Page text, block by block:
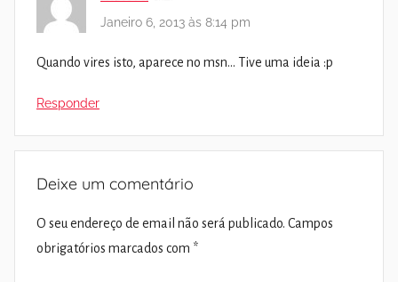
Janeiro 6, 2013 às 8:14 pm
Quando vires isto, aparece no msn… Tive uma ideia :p
Responder
Deixe um comentário
O seu endereço de email não será publicado. Campos
obrigatórios marcados com *